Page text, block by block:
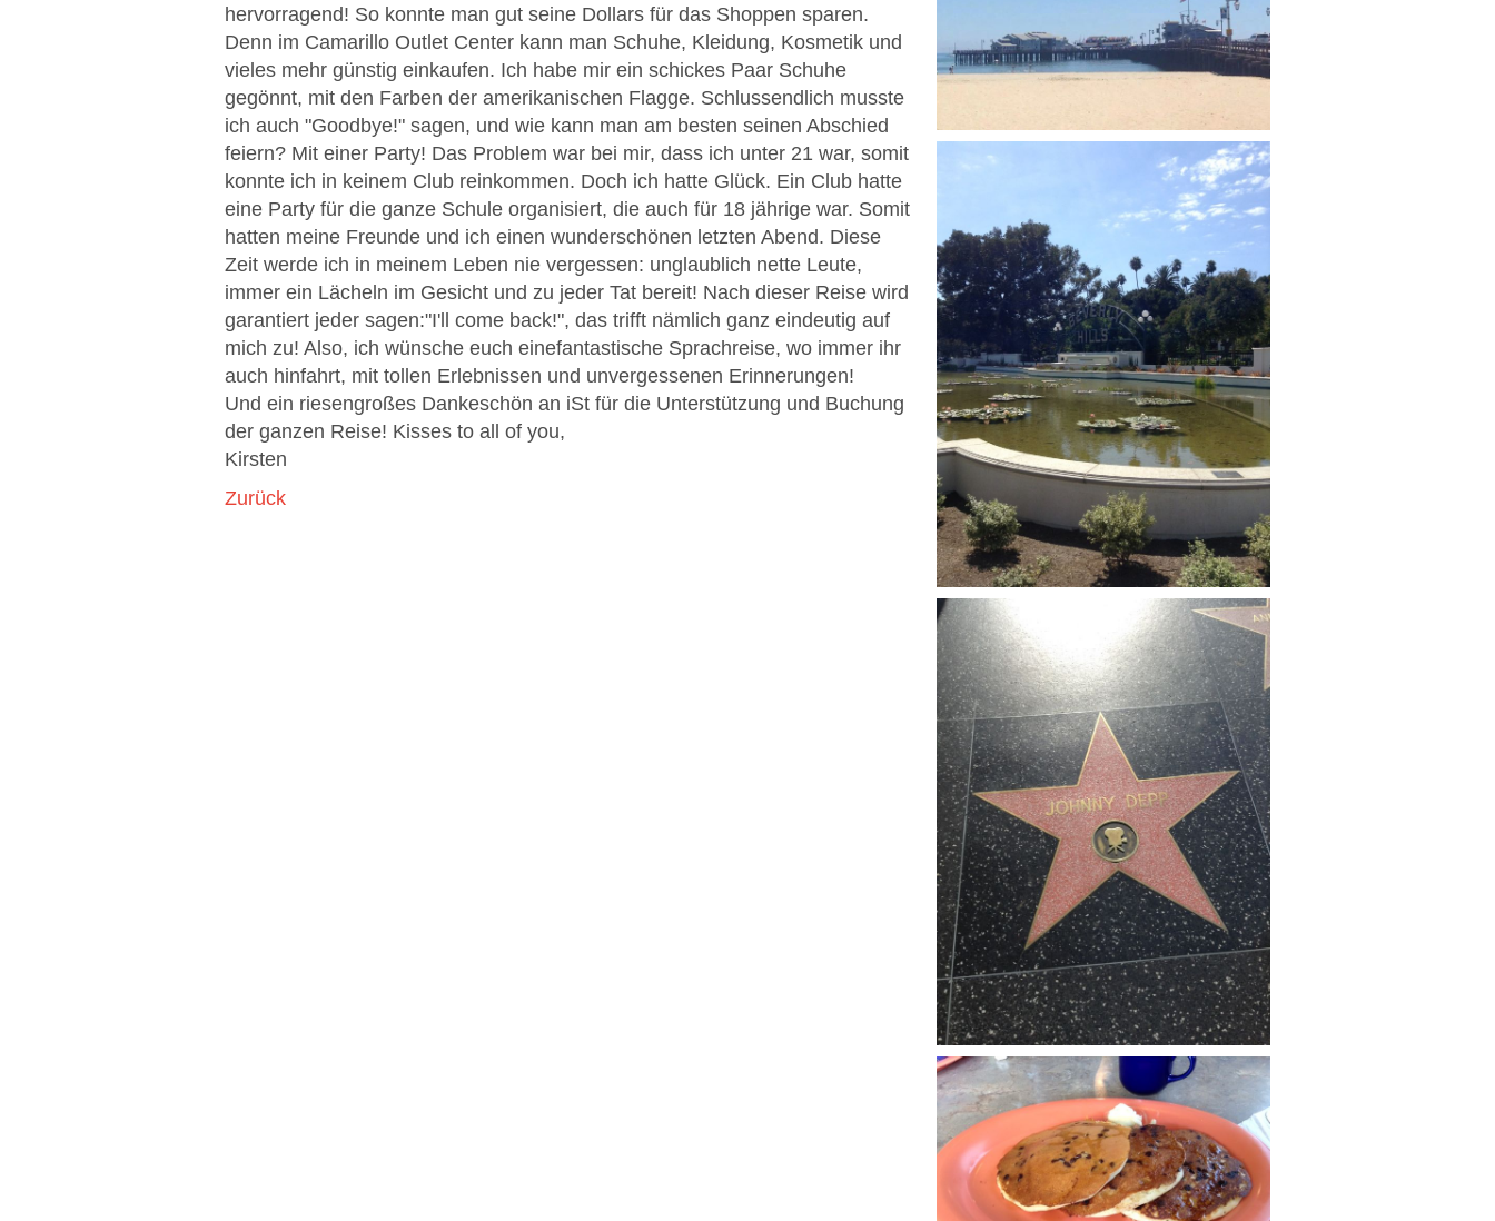
hervorragend! So konnte man gut seine Dollars für das Shoppen sparen.
Denn im Camarillo Outlet Center kann man Schuhe, Kleidung, Kosmetik und
vieles mehr günstig einkaufen. Ich habe mir ein schickes Paar Schuhe
gegönnt, mit den Farben der amerikanischen Flagge. Schlussendlich musste
ich auch "Goodbye!" sagen, und wie kann man am besten seinen Abschied
feiern? Mit einer Party! Das Problem war bei mir, dass ich unter 21 war, somit
konnte ich in keinem Club reinkommen. Doch ich hatte Glück. Ein Club hatte
eine Party für die ganze Schule organisiert, die auch für 18 jährige war. Somit
hatten meine Freunde und ich einen wunderschönen letzten Abend. Diese
Zeit werde ich in meinem Leben nie vergessen: unglaublich nette Leute,
immer ein Lächeln im Gesicht und zu jeder Tat bereit! Nach dieser Reise wird
garantiert jeder sagen:"I'll come back!", das trifft nämlich ganz eindeutig auf
mich zu! Also, ich wünsche euch einefantastische Sprachreise, wo immer ihr
auch hinfahrt, mit tollen Erlebnissen und unvergessenen Erinnerungen!
Und ein riesengroßes Dankeschön an iSt für die Unterstützung und Buchung
der ganzen Reise! Kisses to all of you,
Kirsten
Zurück